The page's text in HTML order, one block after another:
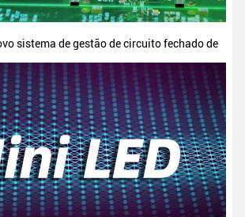
sistema de gestão de circuito fechado de